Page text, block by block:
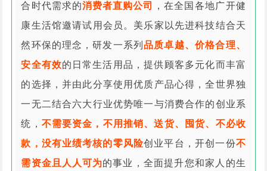
合时代需求的消费者直购公司
，在全国各地广开健
康生活馆邀请试用会员。美乐家以先进科技结合天
然环保的理念，研发一系列 品质卓越、价格合理、
安全有效的日常生活用品，提供顾客多元化而丰富
的选择，并由此分享使用优质产品心得，全世界独
一无二结合六大行业优势唯一与消费合作的创业系
统， 不需要资金，不用推销、送货、囤货、不必收
款，没有业绩考核的零风险创业平台，开创一份不
需资金且人人可为的事业，全面提升您和家人的生